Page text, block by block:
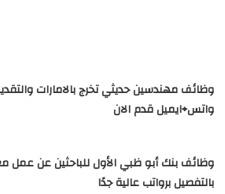
وظائف مهندسين حديثي تخرج بالامارات
واتس+ايميل قدم الان
وظائف بنك أبو ظبي الأول للباحثين عن عمل
بالتفصيل برواتب عالية جدًا